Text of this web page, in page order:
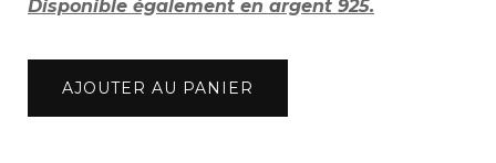
Disponible également en argent 925.
quantité
AJOUTER AU PANIER